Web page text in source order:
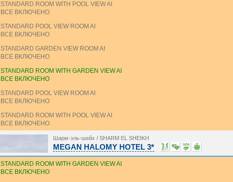
STANDARD ROOM WITH POOL VIEW AI
ВСЕ ВКЛЮЧЕНО
STANDARD POOL VIEW ROOM AI
ВСЕ ВКЛЮЧЕНО
STANDARD GARDEN VIEW ROOM AI
ВСЕ ВКЛЮЧЕНО
STANDARD ROOM WITH GARDEN VIEW AI
ВСЕ ВКЛЮЧЕНО
STANDARD POOL VIEW ROOM AI
ВСЕ ВКЛЮЧЕНО
STANDARD ROOM WITH POOL VIEW AI
ВСЕ ВКЛЮЧЕНО
Шарм-эль-шейх / SHARM EL SHEIKH
MEGAN HALOMY HOTEL 3*
STANDARD ROOM WITH GARDEN VIEW AI
ВСЕ ВКЛЮЧЕНО